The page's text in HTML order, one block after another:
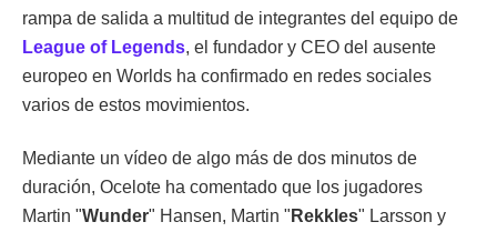
rampa de salida a multitud de integrantes del equipo de
League of Legends, el fundador y CEO del ausente
europeo en Worlds ha confirmado en redes sociales
varios de estos movimientos.
Mediante un vídeo de algo más de dos minutos de
duración, Ocelote ha comentado que los jugadores
Martin "Wunder" Hansen, Martin " Rekkles" Larsson y